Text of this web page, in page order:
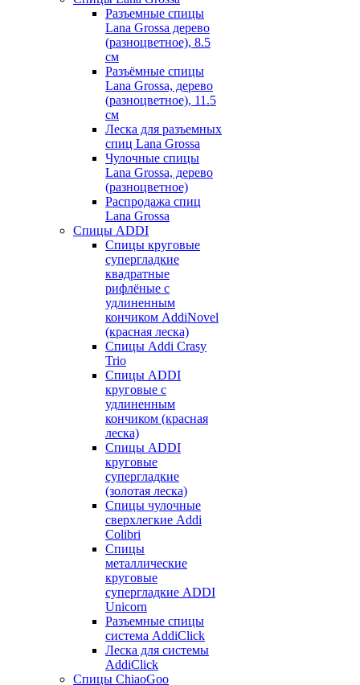
Разъемные спицы
Lana Grossa дерево
(разноцветное), 8.5
см
Разъёмные спицы
Lana Grossa, дерево
(разноцветное), 11.5
см
Леска для разъемных
спиц Lana Grossa
Чулочные спицы
Lana Grossa, дерево
(разноцветное)
Распродажа спиц
Lana Grossa
Спицы ADDI
Спицы круговые
супергладкие
квадратные
рифлёные с
удлиненным
кончиком AddiNovel
(красная леска)
Спицы Addi Crasy
Trio
Спицы ADDI
круговые с
удлиненным
кончиком (красная
леска)
Спицы ADDI
круговые
супергладкие
(золотая леска)
Спицы чулочные
сверхлегкие Addi
Colibri
Спицы
металлические
круговые
супергладкие ADDI
Unicorn
Разъемные спицы
система AddiClick
Леска для системы
AddiClick
Спицы ChiaoGoo